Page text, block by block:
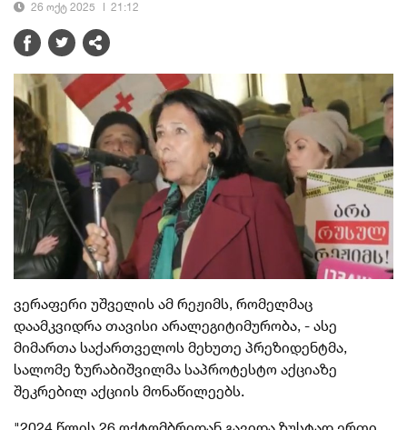
26 ოქტ 2025 21:12
ვერაფერი უშველის ამ რეჟიმს, რომელმაც
დაამკვიდრა თავისი არალეგიტიმურობა, - ასე
მიმართა საქართველოს მეხუთე პრეზიდენტმა,
სალომე ზურაბიშვილმა საპროტესტო აქციაზე
შეკრებილ აქციის მონაწილეებს.